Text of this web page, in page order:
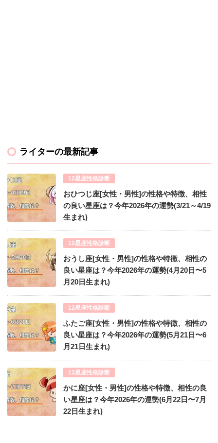
ライターの最新記事
12星座性格診断
おひつじ座[女性・男性]の性格や特徴、相性
の良い星座は？今年2026年の運勢(3/21～4/19
生まれ)
12星座性格診断
おうし座[女性・男性]の性格や特徴、相性の
良い星座は？今年2026年の運勢(4月20日〜5
月20日生まれ)
12星座性格診断
ふたご座[女性・男性]の性格や特徴、相性の
良い星座は？今年2026年の運勢(5月21日〜6
月21日生まれ)
12星座性格診断
かに座[女性・男性]の性格や特徴、相性の良
い星座は？今年2026年の運勢(6月22日〜7月
22日生まれ)